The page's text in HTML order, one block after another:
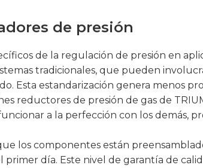
de presión
de la regulación de presión en
tradicionales, que pueden
Esta estandarización genera menos
reductores de presión de gas de
a la perfección con los demás,
los componentes están
primer día. Este nivel de garantía de